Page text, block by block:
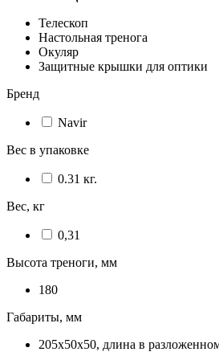
Телескоп
Настольная тренога
Окуляр
Защитные крышки для оптики
Бренд
Navir
Вес в упаковке
0.31 кг.
Вес, кг
0,31
Высота треноги, мм
180
Габариты, мм
205х50х50, длина в